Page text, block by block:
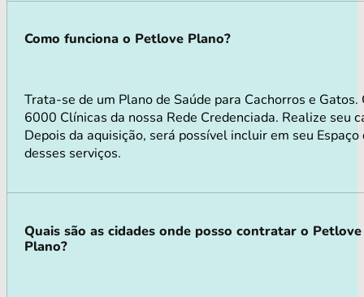
Como funciona o Petlove Plano?
Trata-se de um Plano de Saúde para Cachorros e
6000 Clínicas da nossa Rede Credenciada. Realize seu
Depois da aquisição, será possível incluir em seu
desses serviços.
Quais são as cidades onde posso contratar o Petlove
Plano?